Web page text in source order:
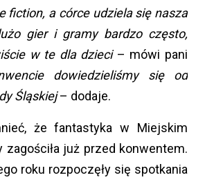
fiction, a córce udziela się nasza
gier i gramy bardzo często,
w te dla dzieci– mówi pani
dowiedzieliśmy się od
Śląskiej– dodaje.
że fantastyka w Miejskim
zagościła już przed konwentem.
roku rozpoczęły się spotkania